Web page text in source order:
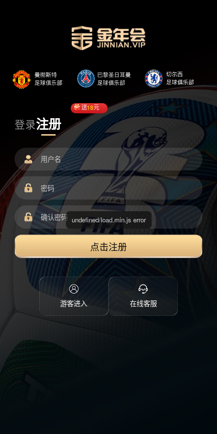
登录注册
送18元
点击注册
游客进入 在线客服
undefined/load.min.js error